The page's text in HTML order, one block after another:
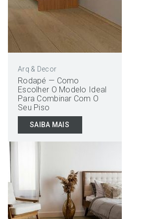
Arq & Decor
Rodapé — Como
Escolher O Modelo Ideal
Para Combinar Com O
Seu Piso
SAIBA MAIS